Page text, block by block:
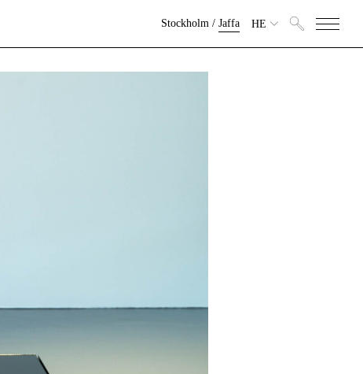
Stockholm/ Jaffa HE